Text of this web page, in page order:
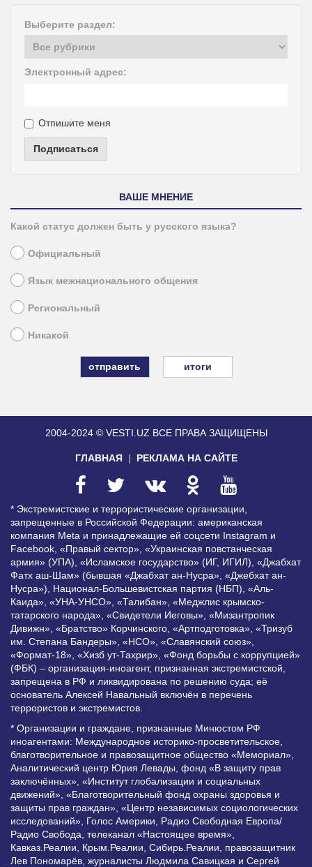
Выберите раздел:
Электронный адрес:
Отпишите меня
Подписаться
ВАШЕ МНЕНИЕ
Какой статус должен быть у русского языка?
Официальный
Язык межнационального общения
Региональный
Никакой
итоги
2004-2024 © VESTI.UZ ВСЕ ПРАВА ЗАЩИЩЕНЫ
ГЛАВНАЯ РЕКЛАМА НА САЙТЕ
* Экстремистские и террористические организации,
запрещенные в Российской Федерации: американская
компания Meta и принадлежащие ей соцсети Instagram и
Facebook, «Правый сектор», «Украинская повстанческая
армия» (УПА), «Исламское государство» (ИГ, ИГИЛ), «Джабхат
Фатх аш-Шам» (бывшая «Джабхат ан-Нусра», «Джебхат ан-
Нусра»), Национал-Большевистская партия (НБП), «Аль-
Каида», «УНА-УНСО», «Талибан», «Меджлис крымско-
татарского народа», «Свидетели Иеговы», «Мизантропик
Дивижн», «Братство» Корчинского, «Артподготовка», «Тризуб
им. Степана Бандеры», «НСО», «Славянский союз»,
«Формат-18», «Хизб ут-Тахрир», «Фонд борьбы с коррупцией»
(ФБК) – организация-иноагент, признанная экстремистской,
запрещена в РФ и ликвидирована по решению суда; её
основатель Алексей Навальный включён в перечень
террористов и экстремистов.
* Организации и граждане, признанные Минюстом РФ
иноагентами: Международное историко-просветительское,
благотворительное и правозащитное общество «Мемориал»,
Аналитический центр Юрия Левады, фонд «В защиту прав
заключённых», «Институт глобализации и социальных
движений», «Благотворительный фонд охраны здоровья и
защиты прав граждан», «Центр независимых социологических
исследований», Голос Америки, Радио Свободная Европа/
Радио Свобода, телеканал «Настоящее время»,
Кавказ.Реалии, Крым.Реалии, Сибирь.Реалии, правозащитник
Лев Пономарёв, журналисты Людмила Савицкая и Сергей